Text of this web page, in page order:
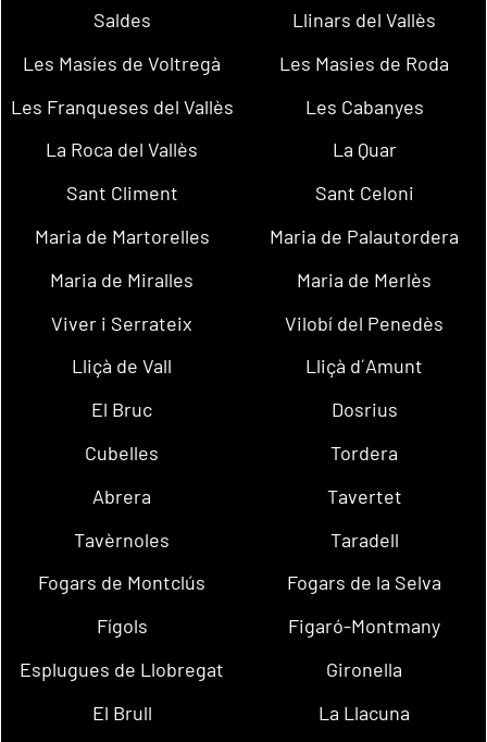
Saldes
Llinars del Vallès
Les Masíes de Voltregà
Les Masies de Roda
Les Franqueses del Vallès
Les Cabanyes
La Roca del Vallès
La Quar
Sant Climent
Sant Celoni
Maria de Martorelles
Maria de Palautordera
Maria de Miralles
Maria de Merlès
Viver i Serrateix
Vilobí del Penedès
Lliçà de Vall
Lliçà d´Amunt
El Bruc
Dosrius
Cubelles
Tordera
Abrera
Tavertet
Tavèrnoles
Taradell
Fogars de Montclús
Fogars de la Selva
Fígols
Figaró-Montmany
Esplugues de Llobregat
Gironella
El Brull
La Llacuna